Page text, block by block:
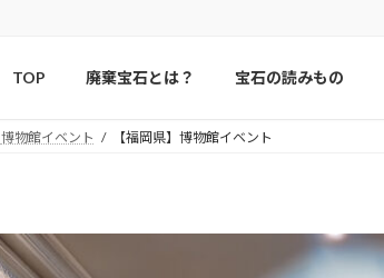
TOP 廃棄宝石とは？ 宝石の読みもの
博物館イベント 【福岡県】博物館イベント